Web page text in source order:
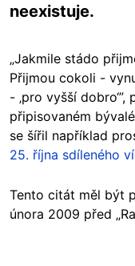
neexistuje.
„Jakmile stádo
Přijmou cokoli -
- ‚pro vyšší
připisovaném
se šířil například
25. října sdíleného
Tento citát měl být
února 2009 před